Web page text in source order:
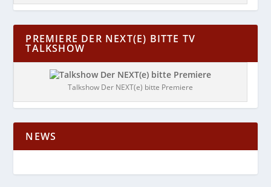
PREMIERE DER NEXT(E) BITTE TV
TALKSHOW
Talkshow Der NEXT(e) bitte Premiere
NEWS